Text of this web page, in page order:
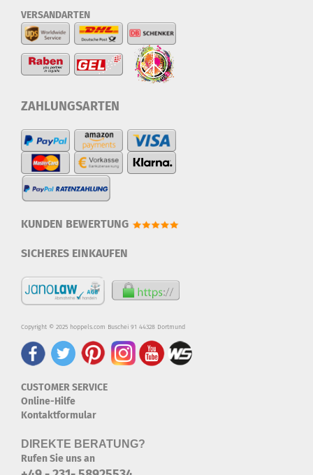
VERSANDARTEN
ZAHLUNGSARTEN
KUNDEN BEWERTUNG
SICHERES EINKAUFEN
Copyright © 2025 hoppels.com Buschei 91 44328 Dortmund
CUSTOMER SERVICE
Online-Hilfe
Kontaktformular
DIREKTE BERATUNG?
Rufen Sie uns an